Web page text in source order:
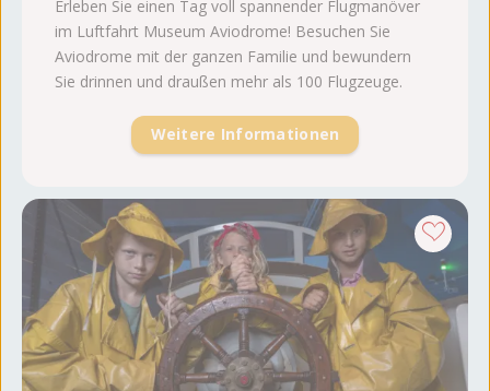
Erleben Sie einen Tag voll spannender Flugmanöver
im Luftfahrt Museum Aviodrome! Besuchen Sie
Aviodrome mit der ganzen Familie und bewundern
Sie drinnen und draußen mehr als 100 Flugzeuge.
Weitere Informationen